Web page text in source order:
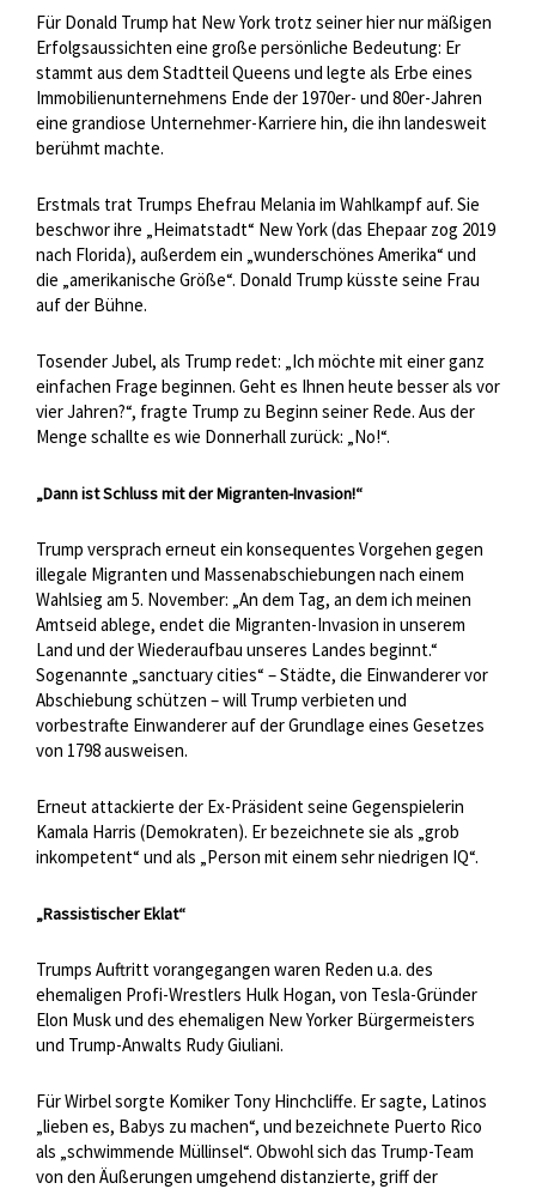
Für Donald Trump hat New York trotz seiner hier nur mäßigen
Erfolgsaussichten eine große persönliche Bedeutung: Er
stammt aus dem Stadtteil Queens und legte als Erbe eines
Immobilienunternehmens Ende der 1970er- und 80er-Jahren
eine grandiose Unternehmer-Karriere hin, die ihn landesweit
berühmt machte.
Erstmals trat Trumps Ehefrau Melania im Wahlkampf auf. Sie
beschwor ihre „Heimatstadt“ New York (das Ehepaar zog 2019
nach Florida), außerdem ein „wunderschönes Amerika“ und
die „amerikanische Größe“. Donald Trump küsste seine Frau
auf der Bühne.
Tosender Jubel, als Trump redet: „Ich möchte mit einer ganz
einfachen Frage beginnen. Geht es Ihnen heute besser als vor
vier Jahren?“, fragte Trump zu Beginn seiner Rede. Aus der
Menge schallte es wie Donnerhall zurück: „No!“.
„Dann ist Schluss mit der Migranten-Invasion!“
Trump versprach erneut ein konsequentes Vorgehen gegen
illegale Migranten und Massenabschiebungen nach einem
Wahlsieg am 5. November: „An dem Tag, an dem ich meinen
Amtseid ablege, endet die Migranten-Invasion in unserem
Land und der Wiederaufbau unseres Landes beginnt.“
Sogenannte „sanctuary cities“ – Städte, die Einwanderer vor
Abschiebung schützen – will Trump verbieten und
vorbestrafte Einwanderer auf der Grundlage eines Gesetzes
von 1798 ausweisen.
Erneut attackierte der Ex-Präsident seine Gegenspielerin
Kamala Harris (Demokraten). Er bezeichnete sie als „grob
inkompetent“ und als „Person mit einem sehr niedrigen IQ“.
„Rassistischer Eklat“
Trumps Auftritt vorangegangen waren Reden u.a. des
ehemaligen Profi-Wrestlers Hulk Hogan, von Tesla-Gründer
Elon Musk und des ehemaligen New Yorker Bürgermeisters
und Trump-Anwalts Rudy Giuliani.
Für Wirbel sorgte Komiker Tony Hinchcliffe. Er sagte, Latinos
„lieben es, Babys zu machen“, und bezeichnete Puerto Rico
als „schwimmende Müllinsel“. Obwohl sich das Trump-Team
von den Äußerungen umgehend distanzierte, griff der